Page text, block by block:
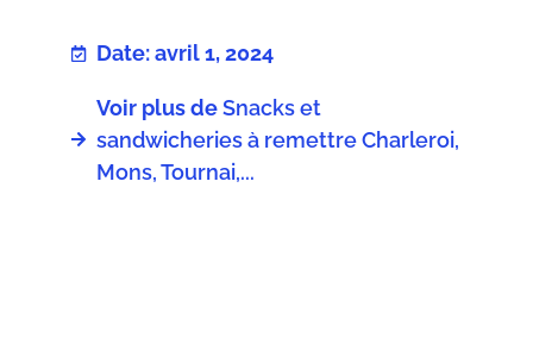
Date: avril 1, 2024
Voir plus deSnacks et
sandwicheries à remettre Charleroi,
Mons, Tournai,...